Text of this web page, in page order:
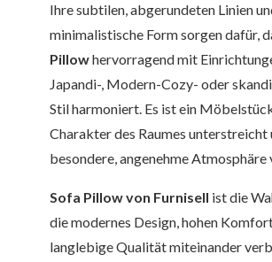
Ihre subtilen, abgerundeten Linien
minimalistische Form sorgen dafür,
Pillowhervorragend mit
Japandi-, Modern-Cozy- oder
Stil harmoniert. Es ist ein
Charakter des Raumes unterstreicht
besondere, angenehme Atmosphäre
Sofa Pillow von Furnisell ist die
die modernes Design, hohen
langlebige Qualität miteinander